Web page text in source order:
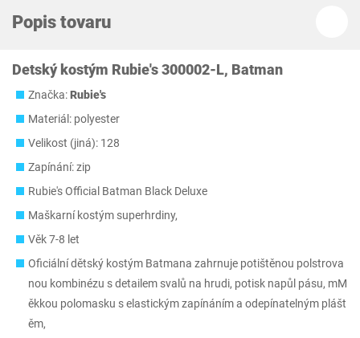
Popis tovaru
Detský kostým Rubie's 300002-L, Batman
Značka:Rubie's
Materiál: polyester
Velikost (jiná): 128
Zapínání: zip
Rubie's Official Batman Black Deluxe
Maškarní kostým superhrdiny,
Věk 7-8 let
Oficiální dětský kostým Batmana zahrnuje potištěnou polstrova
nou kombinézu s detailem svalů na hrudi, potisk napůl pásu, mM
ěkkou polomasku s elastickým zapínáním a odepínatelným plášt
ěm,